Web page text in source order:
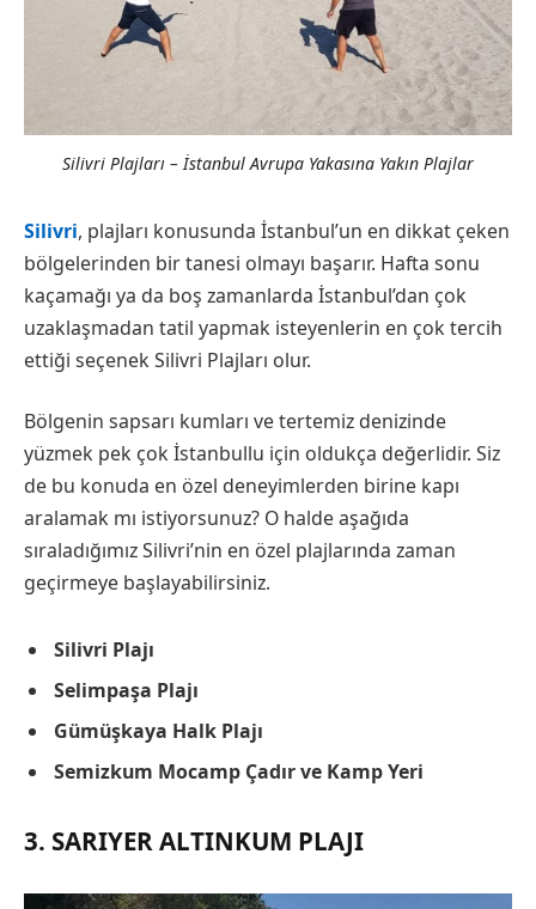
Silivri Plajları – İstanbul Avrupa Yakasına Yakın Plajlar
Silivri, plajları konusunda İstanbul’un en dikkat çeken
bölgelerinden bir tanesi olmayı başarır. Hafta sonu
kaçamağı ya da boş zamanlarda İstanbul’dan çok
uzaklaşmadan tatil yapmak isteyenlerin en çok tercih
ettiği seçenek Silivri Plajları olur.
Bölgenin sapsarı kumları ve tertemiz denizinde
yüzmek pek çok İstanbullu için oldukça değerlidir. Siz
de bu konuda en özel deneyimlerden birine kapı
aralamak mı istiyorsunuz? O halde aşağıda
sıraladığımız Silivri’nin en özel plajlarında zaman
geçirmeye başlayabilirsiniz.
Silivri Plajı
Selimpaşa Plajı
Gümüşkaya Halk Plajı
Semizkum Mocamp Çadır ve Kamp Yeri
3. SARIYER ALTINKUM PLAJI